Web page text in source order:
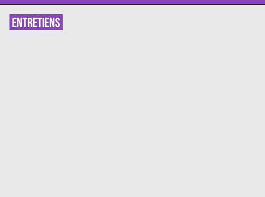
ENTRETIENS